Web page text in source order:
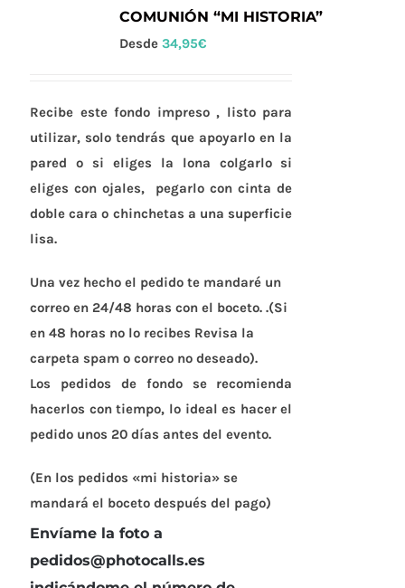
opciones
se
en
la
página
producto
COMUNIÓN “MI HISTORIA”
Desde34,95€
Recibe este fondo impreso , listo para
utilizar, solo tendrás que apoyarlo en la
pared o si eliges la lona colgarlo si
eliges con ojales, pegarlo con cinta de
doble cara o chinchetas a una superficie
lisa.
Una vez hecho el pedido te mandaré un
correo en 24/48 horas con el boceto. .(Si
en 48 horas no lo recibes Revisa la
carpeta spam o correo no deseado).
Los pedidos de fondo se recomienda
hacerlos con tiempo, lo ideal es hacer el
pedido unos 20 días antes del evento.
(En los pedidos «mi historia» se
mandará el boceto después del pago)
Envíame la foto a
pedidos@photocalls.es